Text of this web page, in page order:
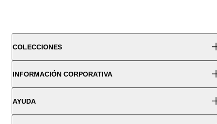
COLECCIONES
INFORMACIÓN CORPORATIVA
AYUDA